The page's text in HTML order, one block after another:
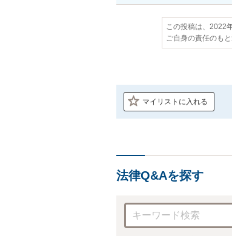
この投稿は、2022
ご自身の責任のも
マイリストに入れる
法律Q&Aを探す